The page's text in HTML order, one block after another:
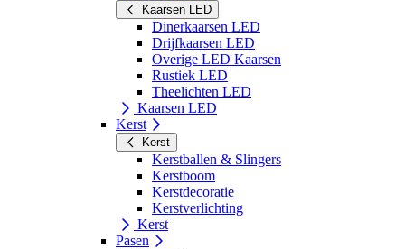
Kaarsen LED
Dinerkaarsen LED
Drijfkaarsen LED
Overige LED Kaarsen
Rustiek LED
Theelichten LED
Kaarsen LED
Kerst
Kerst
Kerstballen & Slingers
Kerstboom
Kerstdecoratie
Kerstverlichting
Kerst
Pasen